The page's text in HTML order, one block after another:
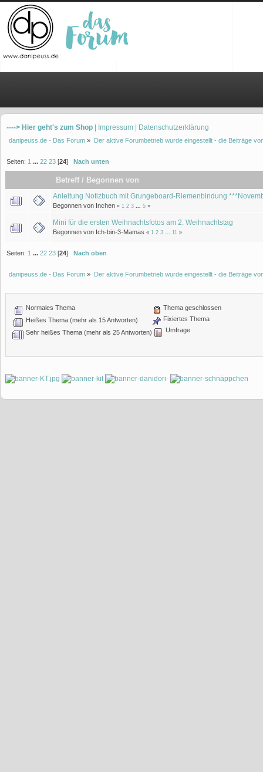
----> Hier geht's zum Shop | Impressum | Datenschutzerklärung
danipeuss.de - Das Forum » Der aktive Forumbetrieb wurde eingestellt - die Beiträge
Seiten: 1 ...22 23 [24] Nach unten
Betreff / Begonnen von
Anleitung Notizbuch mit Grungeboard-Riemenbindung
Begonnen von Inchen « 1 2 3 ... 5 »
Mini für die ersten Weihnachtsfotos am 2. Weihnachtstag
Begonnen von Ich-bin-3-Mamas « 1 2 3 ... 11 »
Seiten: 1 ...22 23 [24] Nach oben
danipeuss.de - Das Forum » Der aktive Forumbetrieb wurde eingestellt - die Beiträge
Normales Thema
Heißes Thema (mehr als 15 Antworten)
Sehr heißes Thema (mehr als 25 Antworten)
Thema geschlossen
Fixiertes Thema
Umfrage